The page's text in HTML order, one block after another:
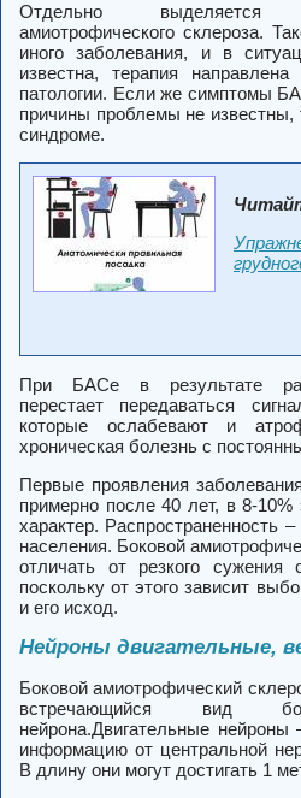
Отдельно выделяется
амиотрофического склероза.
иного заболевания, и в
известна, терапия
патологии. Если же симптомы
причины проблемы не известны,
синдроме.
При БАСе в результате
перестает передаваться
которые ослабевают и
хроническая болезнь с
Первые проявления
примерно после 40 лет, в 8-
характер. Распространенность
населения. Боковой
отличать от резкого сужения
поскольку от этого зависит
и его исход.
Нейроны двигательные,
Боковой амиотрофический
встречающийся вид
нейрона.Двигательные
информацию от центральной
В длину они могут достигать 1